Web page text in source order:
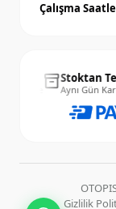
Çalışma
inventory_2Stoktan
Aynı Gün
Gizlilik